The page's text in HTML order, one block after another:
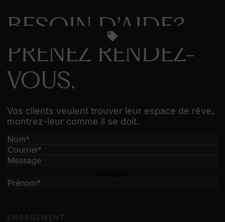
BESOIN D’AIDE?
PRENEZ RENDEZ-
VOUS.
Vos clients veulent trouver leur espace de rêve,
montrez-leur comme il se doit.
ENGAGEMENT